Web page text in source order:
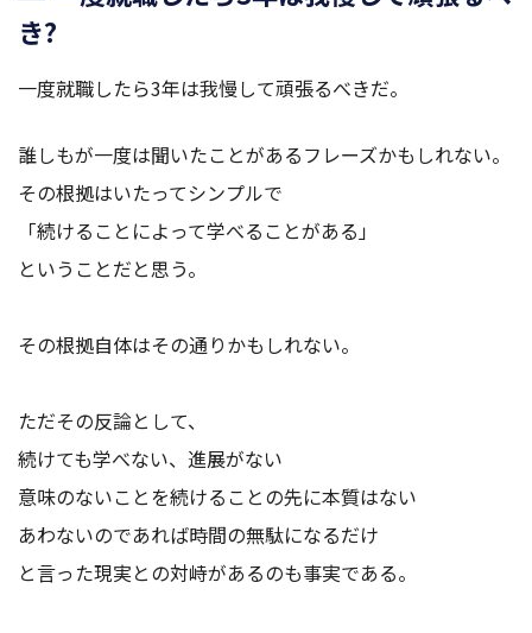
き?
一度就職したら3年は我慢して頑張るべきだ。
誰しもが一度は聞いたことがあるフレーズかもしれない。
その根拠はいたってシンプルで
「続けることによって学べることがある」
ということだと思う。
その根拠自体はその通りかもしれない。
ただその反論として、
続けても学べない、進展がない
意味のないことを続けることの先に本質はない
あわないのであれば時間の無駄になるだけ
と言った現実との対峙があるのも事実である。